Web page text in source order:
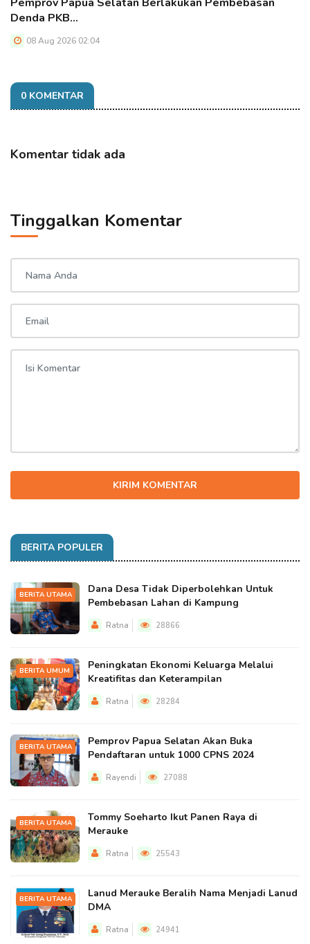
Denda PKB…
08 Aug 2026 02:04
0 KOMENTAR
Komentar tidak ada
Tinggalkan Komentar
KIRIM KOMENTAR
BERITA POPULER
BERITA UTAMA
Dana Desa Tidak Diperbolehkan Untuk
Pembebasan Lahan di Kampung
Ratna 28866
BERITA UMUM
Peningkatan Ekonomi Keluarga Melalui
Kreatifitas dan Keterampilan
Ratna 28284
BERITA UTAMA
Pemprov Papua Selatan Akan Buka
Pendaftaran untuk 1000 CPNS 2024
Rayendi 27088
BERITA UTAMA
Tommy Soeharto Ikut Panen Raya di
Merauke
Ratna 25543
BERITA UTAMA
Lanud Merauke Beralih Nama Menjadi Lanud
DMA
Ratna 24941